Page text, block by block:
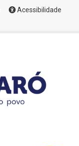
Acessibilidade